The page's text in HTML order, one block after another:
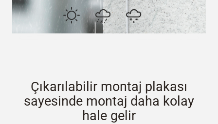
Çıkarılabilir montaj plakası
sayesinde montaj daha kolay
hale gelir